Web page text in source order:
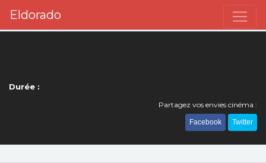
Eldorado
Durée :
Partagez vos envies cinéma :
Facebook Twitter